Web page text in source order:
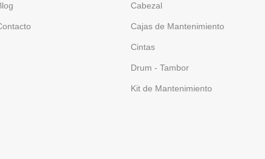
Cabezal
Cajas de Mantenimiento
Cintas
Drum - Tambor
Kit de Mantenimiento